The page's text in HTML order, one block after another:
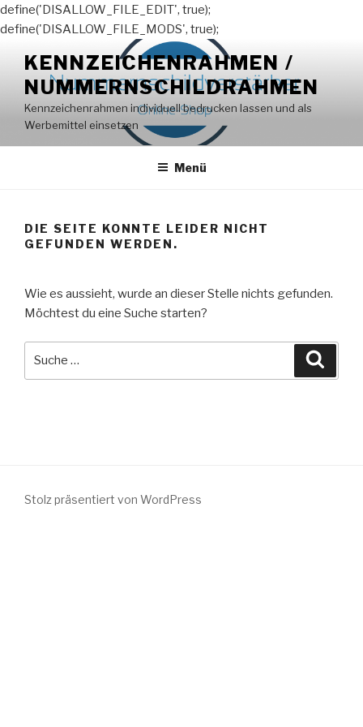
define('DISALLOW_FILE_EDIT', true);
define('DISALLOW_FILE_MODS', true);
Inhalt
springen
KENNZEICHENRAHMEN /
NUMMERNSCHILDRAHMEN
Kennzeichenrahmen individuell bedrucken lassen und als
Werbemittel einsetzen
Menü
DIE SEITE KONNTE LEIDER NICHT
GEFUNDEN WERDEN.
Wie es aussieht, wurde an dieser Stelle nichts gefunden.
Möchtest du eine Suche starten?
Stolz präsentiert von WordPress